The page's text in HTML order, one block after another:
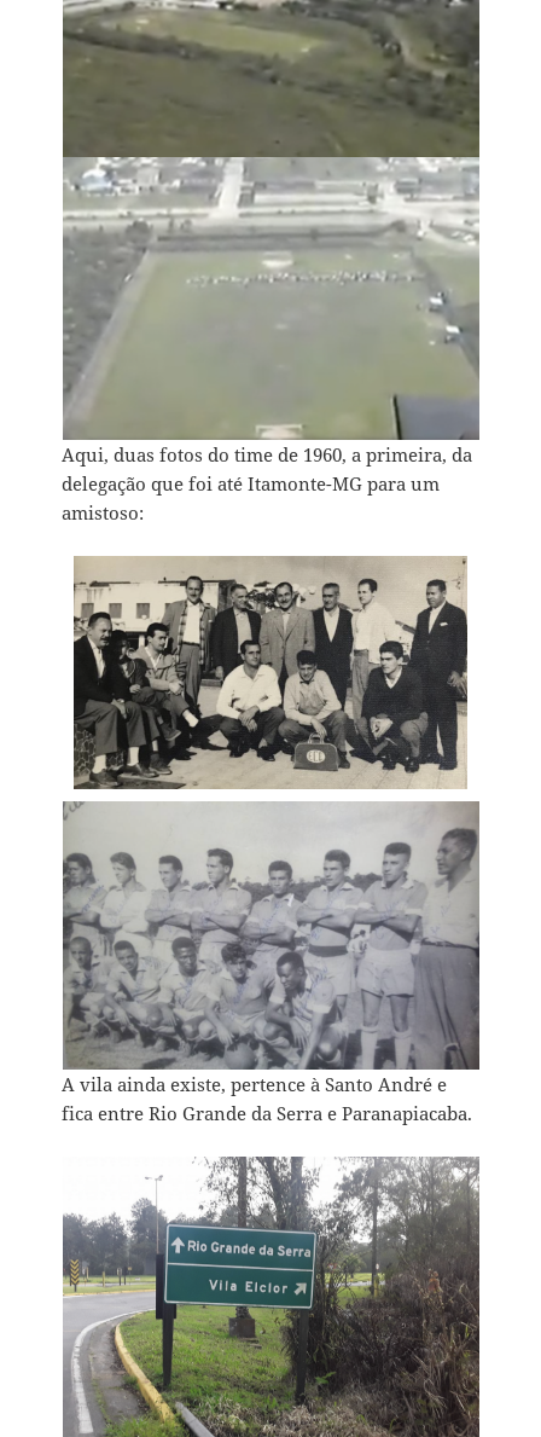
Aqui, duas fotos do time de 1960, a primeira, da
delegação que foi até Itamonte-MG para um
amistoso:
A vila ainda existe, pertence à Santo André e
fica entre Rio Grande da Serra e Paranapiacaba.